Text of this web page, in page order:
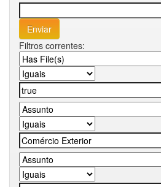
Filtros correntes: